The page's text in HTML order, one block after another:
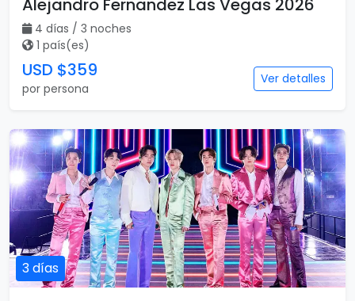
Alejandro Fernandez Las Vegas 2026
4 días / 3 noches
1 país(es)
USD $359
por persona
Ver detalles
3 días